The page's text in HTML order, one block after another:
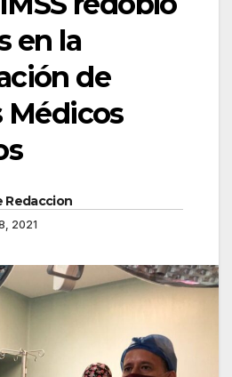
en la
de
Médicos
Redaccion
2021